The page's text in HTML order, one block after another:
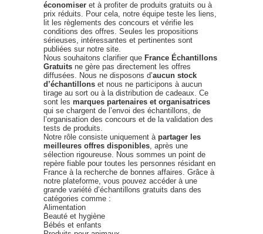
économiser et à profiter de produits gratuits ou à
prix réduits. Pour cela, notre équipe teste les liens,
lit les règlements des concours et vérifie les
conditions des offres. Seules les propositions
sérieuses, intéressantes et pertinentes sont
publiées sur notre site.
Nous souhaitons clarifier que France Échantillons
Gratuits ne gère pas directement les offres
diffusées. Nous ne disposons d’aucun stock
d’échantillons et nous ne participons à aucun
tirage au sort ou à la distribution de cadeaux. Ce
sont les marques partenaires et organisatrices
qui se chargent de l’envoi des échantillons, de
l’organisation des concours et de la validation des
tests de produits.
Notre rôle consiste uniquement à partager les
meilleures offres disponibles , après une
sélection rigoureuse. Nous sommes un point de
repère fiable pour toutes les personnes résidant en
France à la recherche de bonnes affaires. Grâce à
notre plateforme, vous pouvez accéder à une
grande variété d’échantillons gratuits dans des
catégories comme :
Alimentation
Beauté et hygiène
Bébés et enfants